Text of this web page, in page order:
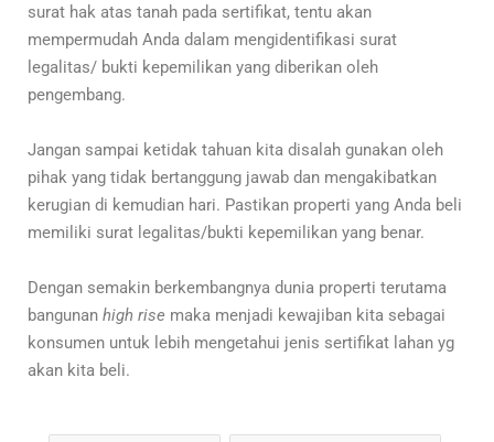
surat hak atas tanah pada sertifikat, tentu akan
mempermudah Anda dalam mengidentifikasi surat
legalitas/ bukti kepemilikan yang diberikan oleh
pengembang.
Jangan sampai ketidak tahuan kita disalah gunakan oleh
pihak yang tidak bertanggung jawab dan mengakibatkan
kerugian di kemudian hari. Pastikan properti yang Anda beli
memiliki surat legalitas/bukti kepemilikan yang benar.
Dengan semakin berkembangnya dunia properti terutama
bangunan high rise maka menjadi kewajiban kita sebagai
konsumen untuk lebih mengetahui jenis sertifikat lahan yg
akan kita beli.